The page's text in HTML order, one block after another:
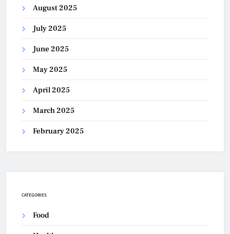
August 2025
July 2025
June 2025
May 2025
April 2025
March 2025
February 2025
CATEGORIES
Food